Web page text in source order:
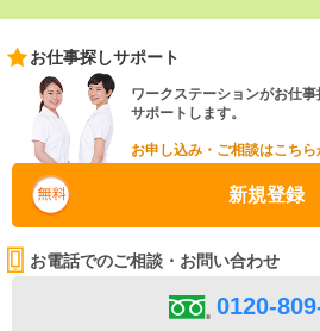
お仕事探しサポート
ワークステーションがお仕事
サポートします。
お申し込み・ご相談はこちら
新規登録
お電話でのご相談・お問い合わせ
0120-